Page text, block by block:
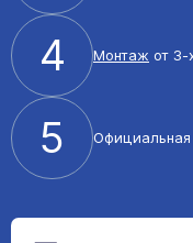
4 Монтаж от 3-
5 Официальная